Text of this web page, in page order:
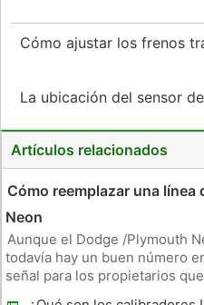
Cómo ajustar los frenos
La ubicación del sensor
Artículos relacionados
Cómo reemplazar una
Neon
Aunque el Dodge /Plymouth
todavía hay un buen número
señal para los propietarios